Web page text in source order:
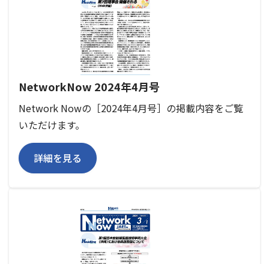
NetworkNow 2024年4月号
Network Nowの［2024年4月号］の掲載内容をご覧
いただけます。
詳細を見る